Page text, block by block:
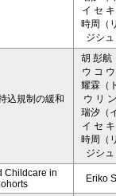
イ セ
時周（
ジシ
込規制の緩和
胡 彭航
ウ コ
耀霖（
ウ リ
瑞汐（
イ セ
時周（
ジシ
Childcare in
Eriko